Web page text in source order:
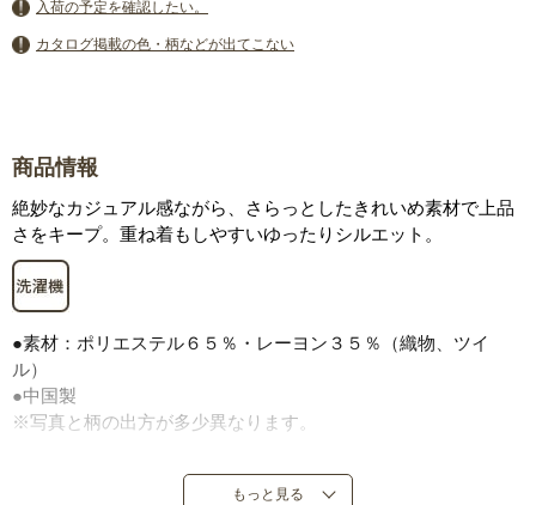
入荷の予定を確認したい。
カタログ掲載の色・柄などが出てこない
商品情報
絶妙なカジュアル感ながら、さらっとしたきれいめ素材で上品
さをキープ。重ね着もしやすいゆったりシルエット。
●素材：ポリエステル６５％・レーヨン３５％（織物、ツイ
ル）
●中国製
※写真と柄の出方が多少異なります。
もっと見る